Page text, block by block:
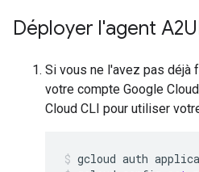
Déployer l'agent
Si vous ne l'avez pas déjà
votre compte Google
Cloud CLI pour utiliser
gcloud auth